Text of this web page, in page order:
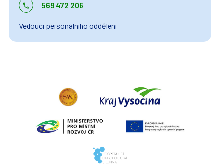
569 472 206
Vedoucí personálního oddělení